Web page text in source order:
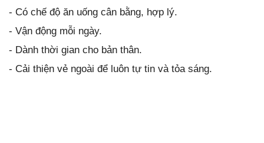
- Có chế độ ăn uống cân bằng, hợp lý.
- Vận động mỗi ngày.
- Dành thời gian cho bản thân.
- Cải thiện vẻ ngoài để luôn tự tin và tỏa sáng.